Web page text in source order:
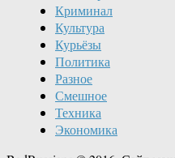
Криминал
Культура
Курьёзы
Политика
Разное
Смешное
Техника
Экономика